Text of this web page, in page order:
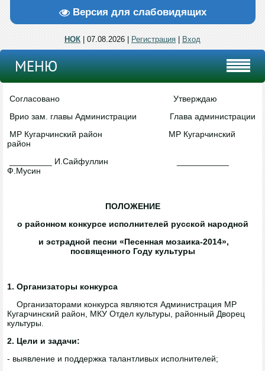
Версия для слабовидящих
НОК | 07.08.2026 | Регистрация Вход
МЕНЮ
Согласовано Утверждаю
Врио зам. главы Администрации Глава администрации
МР Кугарчинский район МР Кугарчинский
район
_________ И.Сайфуллин ___________
Ф.Мусин
ПОЛОЖЕНИЕ
о районном конкурсе исполнителей русской народной
и эстрадной песни «Песенная мозаика-2014»,
посвященного Году культуры
1. Организаторы конкурса
Организаторами конкурса являются Администрация МР
Кугарчинский район, МКУ Отдел культуры, районный Дворец
культуры.
2. Цели и задачи:
- выявление и поддержка талантливых исполнителей;